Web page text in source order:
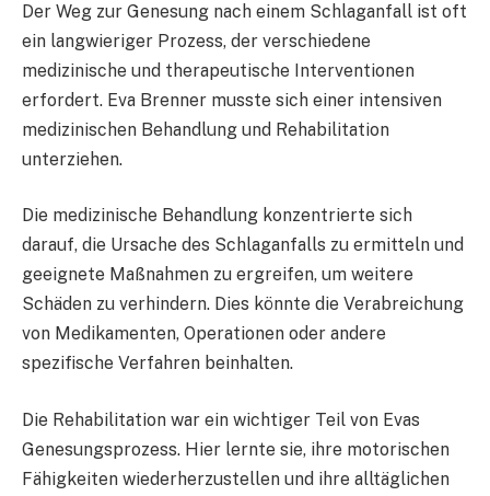
Der Weg zur Genesung nach einem Schlaganfall ist oft
ein langwieriger Prozess, der verschiedene
medizinische und therapeutische Interventionen
erfordert. Eva Brenner musste sich einer intensiven
medizinischen Behandlung und Rehabilitation
unterziehen.
Die medizinische Behandlung konzentrierte sich
darauf, die Ursache des Schlaganfalls zu ermitteln und
geeignete Maßnahmen zu ergreifen, um weitere
Schäden zu verhindern. Dies könnte die Verabreichung
von Medikamenten, Operationen oder andere
spezifische Verfahren beinhalten.
Die Rehabilitation war ein wichtiger Teil von Evas
Genesungsprozess. Hier lernte sie, ihre motorischen
Fähigkeiten wiederherzustellen und ihre alltäglichen